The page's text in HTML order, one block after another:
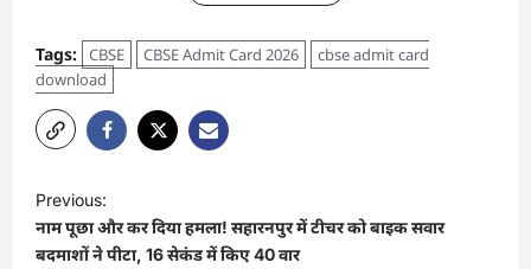
Tags: CBSE CBSE Admit Card 2026
cbse admit card
download
Previous:
नाम पूछा और कर दिया हमला! सहारनपुर में टीचर को बाइक सवार
बदमाशों ने पीटा, 16 सेकंड में किए 40 वार